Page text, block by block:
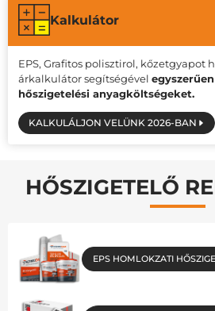
Kalkulátor
EPS, Grafitos polisztirol, kőzetgyapot
árkalkulátor segítségével
hőszigetelési anyagköltségeket.
KALKULÁLJON VELÜNK 2026-BAN
HŐSZIGETELŐ
EPS HOMLOKZATI